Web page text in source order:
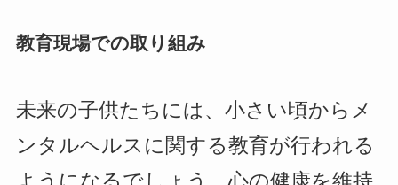
教育現場での取り組み
未来の子供たちには、小さい頃からメ
ンタルヘルスに関する教育が行われる